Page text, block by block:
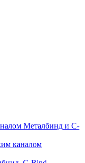
Металбинд и C-
каналом